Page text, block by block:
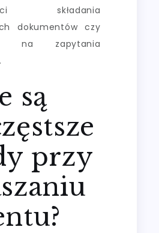
składania
dokumentów czy
na zapytania
są
przy